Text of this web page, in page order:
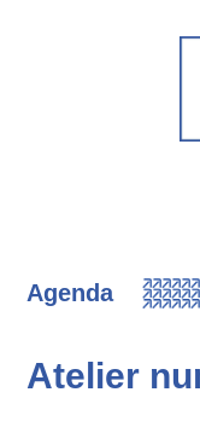
Agenda
Atelier